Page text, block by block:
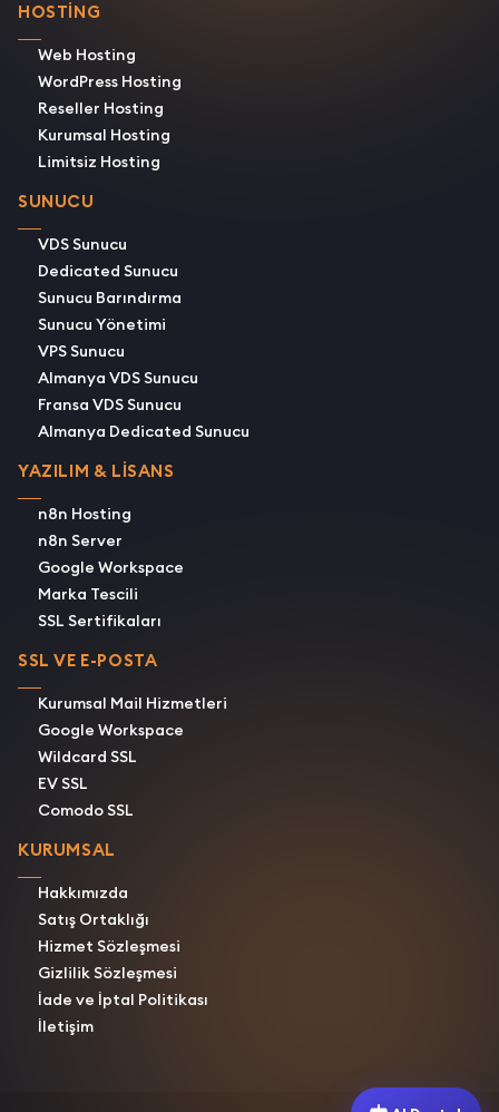
HOSTING
Web Hosting
WordPress Hosting
Reseller Hosting
Kurumsal Hosting
Limitsiz Hosting
SUNUCU
VDS Sunucu
Dedicated Sunucu
Sunucu Barındırma
Sunucu Yönetimi
VPS Sunucu
Almanya VDS Sunucu
Fransa VDS Sunucu
Almanya Dedicated Sunucu
YAZILIM & LİSANS
n8n Hosting
n8n Server
Google Workspace
Marka Tescili
SSL Sertifikaları
SSL VE E-POSTA
Kurumsal Mail Hizmetleri
Google Workspace
Wildcard SSL
EV SSL
Comodo SSL
KURUMSAL
Hakkımızda
Satış Ortaklığı
Hizmet Sözleşmesi
Gizlilik Sözleşmesi
İade ve İptal Politikası
İletişim